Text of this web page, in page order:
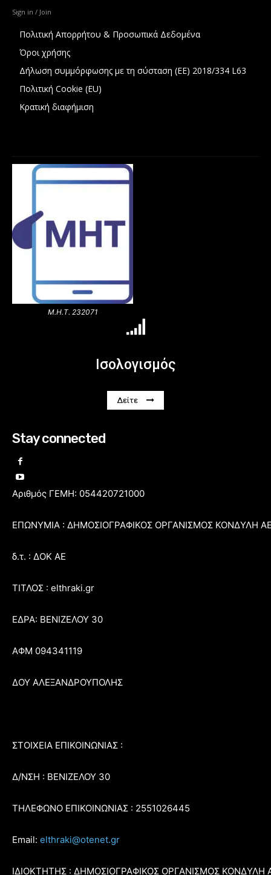
Sign in / Join
Πολιτική Απορρήτου & Προσωπικά Δεδομένα
Όροι χρήσης
Δήλωση συμμόρφωσης με τη σύσταση (ΕΕ) 2018/334 L63
Πολιτική Cookie (EU)
Κρατική διαφήμιση
Μ.Η.Τ. 232071
Ισολογισμός
Δείτε
Stay connected
Αριθμός ΓΕΜΗ: 054420721000
ΕΠΩΝΥΜΙΑ : ΔΗΜΟΣΙΟΓΡΑΦΙΚΟΣ ΟΡΓΑΝΙΣΜΟΣ ΚΟΝΔΥΛΗ
δ.τ. : ΔΟΚ ΑΕ
ΤΙΤΛΟΣ : elthraki.gr
ΕΔΡΑ: ΒΕΝΙΖΕΛΟΥ 30
ΑΦΜ 094341119
ΔΟΥ ΑΛΕΞΑΝΔΡΟΥΠΟΛΗΣ
ΣΤΟΙΧΕΙΑ ΕΠΙΚΟΙΝΩΝΙΑΣ :
Δ/ΝΣΗ : ΒΕΝΙΖΕΛΟΥ 30
ΤΗΛΕΦΩΝΟ ΕΠΙΚΟΙΝΩΝΙΑΣ : 2551026445
Email: elthraki@otenet.gr
ΙΔΙΟΚΤΗΤΗΣ : ΔΗΜΟΣΙΟΓΡΑΦΙΚΟΣ ΟΡΓΑΝΙΣΜΟΣ ΚΟΝΔΥΛΗ